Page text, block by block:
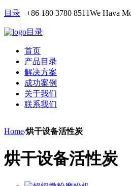
目录 +86 180 3780 8511We Hava
目录
首页
产品目录
解决方案
成功案例
关于我们
联系我们
Home/烘干设备活性炭
烘干设备活性炭